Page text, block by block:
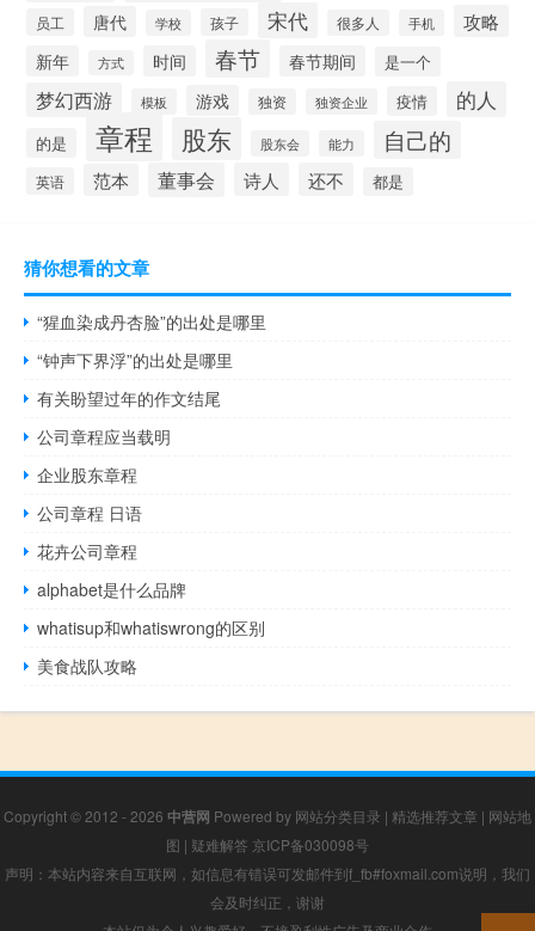
员工 唐代 学校 孩子 宋代 很多人 手机 攻略
新年 方式 时间 春节 春节期间 是一个
梦幻西游 模板 游戏 独资 独资企业 疫情 的人
的是 章程 股东 股东会 能力 自己的
英语 范本 董事会 诗人 还不 都是
猜你想看的文章
“猩血染成丹杏脸”的出处是哪里
“钟声下界浮”的出处是哪里
有关盼望过年的作文结尾
公司章程应当载明
企业股东章程
公司章程 日语
花卉公司章程
alphabet是什么品牌
whatisup和whatiswrong的区别
美食战队攻略
Copyright © 2012 - 2026 中营网 Powered by 网站分类目录 | 精选推荐文章 | 网站地
图 | 疑难解答 京ICP备030098号
声明：本站内容来自互联网，如信息有错误可发邮件到f_fb#foxmail.com说明，我们
会及时纠正，谢谢